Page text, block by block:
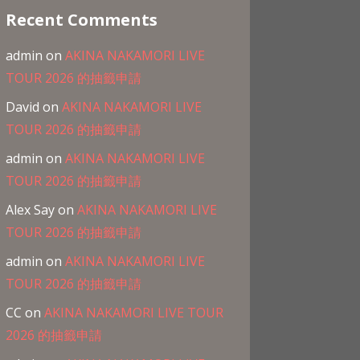
Recent Comments
admin on AKINA NAKAMORI LIVE
TOUR 2026 的抽籤申請
David on AKINA NAKAMORI LIVE
TOUR 2026 的抽籤申請
admin on AKINA NAKAMORI LIVE
TOUR 2026 的抽籤申請
Alex Sayon AKINA NAKAMORI LIVE
TOUR 2026 的抽籤申請
admin on AKINA NAKAMORI LIVE
TOUR 2026 的抽籤申請
CC on AKINA NAKAMORI LIVE TOUR
2026 的抽籤申請